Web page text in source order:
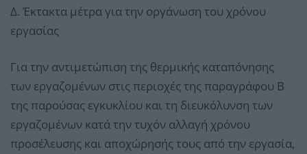
Δ. Έκτακτα μέτρα για την οργάνωση του χρόνου
εργασίας
Για την αντιμετώπιση της θερμικής καταπόνησης
των εργαζομένων στις περιοχές της παραγράφου Β
της παρούσας εγκυκλίου και τη διευκόλυνση των
εργαζομένων κατά την τυχόν αλλαγή χρόνου
προσέλευσης και αποχώρησής τους από την εργασία,